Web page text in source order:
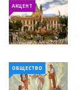
АКЦЕНТ
ОБЩЕСТВО